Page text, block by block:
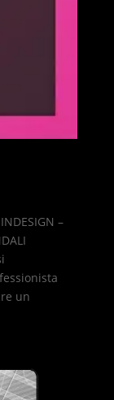
–
un